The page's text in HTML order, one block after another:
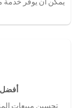
أفضل
تحسين مبيعات